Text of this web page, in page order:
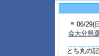
■ 06/29(
会大分県
とち丸の